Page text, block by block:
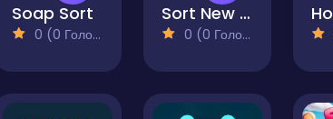
Soap Sort
0 (0 Голосів)
Sort New Year
0 (0 Голосів)